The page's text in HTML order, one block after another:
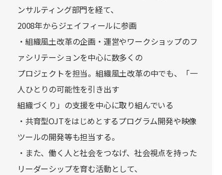
ンサルティング部門を経て、
2008年からジェイフィールに参画
・組織風土改革の企画・運営やワークショップのフ
ァシリテーションを中心に数多くの
プロジェクトを担当。組織風土改革の中でも、「一
人ひとりの可能性を引き出す
組織づくり」の支援を中心に取り組んでいる
・共育型OJTをはじめとするプログラム開発や映像
ツールの開発等も担当する。
・また、働く人と社会をつなげ、社会視点を持った
リーダーシップを育む活動として、